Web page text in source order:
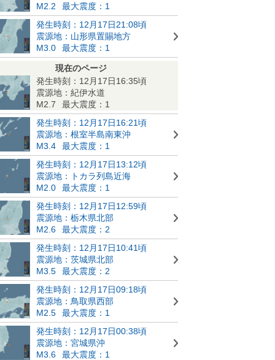
M2.2
最大震度：1
発生時刻：12月17日21:08頃
震源地：山形県置賜地方
M3.0
最大震度：1
現在のページ
発生時刻：12月17日16:35頃
震源地：紀伊水道
M2.7
最大震度：1
発生時刻：12月17日16:21頃
震源地：根室半島南東沖
M3.4
最大震度：1
発生時刻：12月17日13:12頃
震源地：トカラ列島近海
M2.0
最大震度：1
発生時刻：12月17日12:59頃
震源地：栃木県北部
M2.6
最大震度：2
発生時刻：12月17日10:41頃
震源地：茨城県北部
M3.5
最大震度：2
発生時刻：12月17日09:18頃
震源地：鳥取県西部
M2.5
最大震度：1
発生時刻：12月17日00:38頃
震源地：宮城県沖
M3.6
最大震度：1